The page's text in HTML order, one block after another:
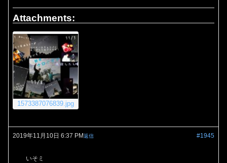
Attachments:
1573387076839.jpg
2019年11月10日 6:37 PM #1945
返信
いそミ